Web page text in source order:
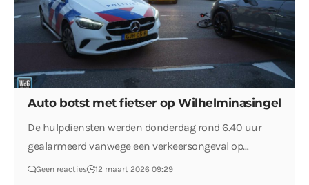
Auto botst met fietser op Wilhelminasingel
De hulpdiensten werden donderdag rond 6.40 uur
gealarmeerd vanwege een verkeersongeval op…
Geen reacties 12 maart 2026 09:29